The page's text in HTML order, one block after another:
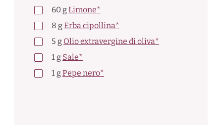
60 gLimone*
8 gErba cipollina*
5 g Olio extravergine di oliva*
1 g Sale*
1 gPepe nero*